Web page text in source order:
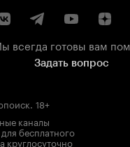
всегда готовы вам
Задать вопрос
. 18+
каналы
бесплатного
круглосуточно